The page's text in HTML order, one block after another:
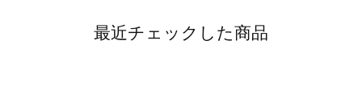
最近チェックした商品